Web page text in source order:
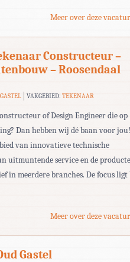
Meer over deze
Constructeur –
– Roosendaal
VAKGEBIED:TEKENAAR
of Design Engineer die op
Dan hebben wij dé baan voor jou!
van innovatieve technische
uitmuntende service en de
in meerdere branches. De focus
Meer over deze
Gastel